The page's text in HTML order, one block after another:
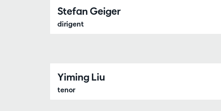
Stefan Geiger
dirigent
Yiming Liu
tenor